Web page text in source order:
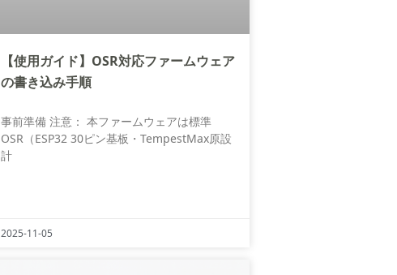
【使用ガイド】OSR対応ファームウェア
の書き込み手順
事前準備 注意： 本ファームウェアは標準
OSR（ESP32 30ピン基板・TempestMax原設
計
2025-11-05